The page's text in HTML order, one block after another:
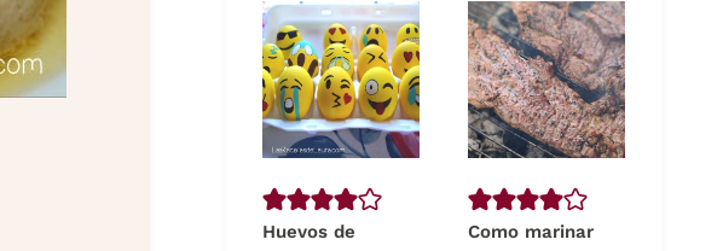
Huevos de
Como marinar